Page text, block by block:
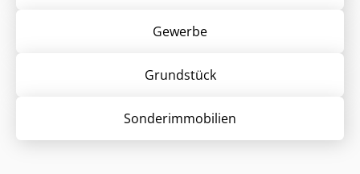
Gewerbe
Grund­stück
Sonder­immobilien